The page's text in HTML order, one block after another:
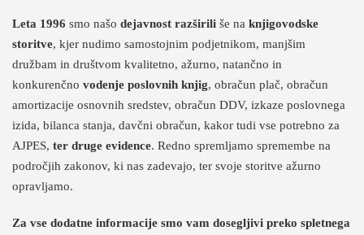
Leta 1996 smo našo dejavnost razširili še na knjigovodske
storitve, kjer nudimo samostojnim podjetnikom, manjšim
družbam in društvom kvalitetno, ažurno, natančno in
konkurenčno vodenje poslovnih knjig, obračun plač, obračun
amortizacije osnovnih sredstev, obračun DDV, izkaze poslovnega
izida, bilanca stanja, davčni obračun, kakor tudi vse potrebno za
AJPES, ter druge evidence. Redno spremljamo spremembe na
področjih zakonov, ki nas zadevajo, ter svoje storitve ažurno
opravljamo.
Za vse dodatne informacije smo vam dosegljivi preko spletnega